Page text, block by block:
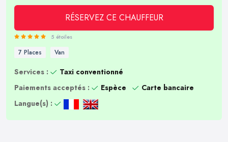
RÉSERVEZ CE CHAUFFEUR
5 étoiles
7 Places Van
Services :
Taxi conventionné
Paiements acceptés :
Espèce
Carte bancaire
Langue(s) :